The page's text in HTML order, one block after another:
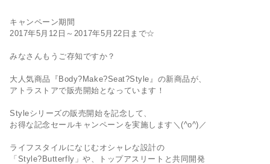
キャンペーン期間
2017年5月12日～2017年5月22日まで☆
みなさんもうご存知ですか？
大人気商品『Body?Make?Seat?Style』の新商品が、
アトラストアで販売開始となっています！
Styleシリーズの販売開始を記念して、
お得な記念セールキャンペーンを実施します＼(^o^)／
ライフスタイルになじむオシャレな設計の
「Style?Butterfly」や、トップアスリートと共同開発